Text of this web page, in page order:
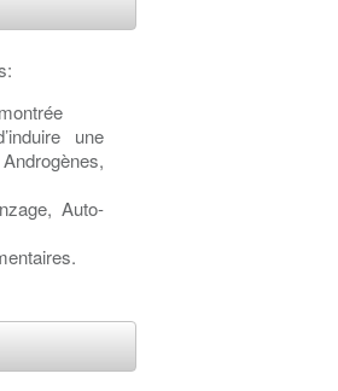
une
Auto-